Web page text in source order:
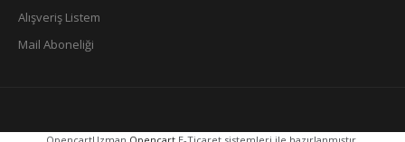
Alışveriş Listem
Mail Aboneliği